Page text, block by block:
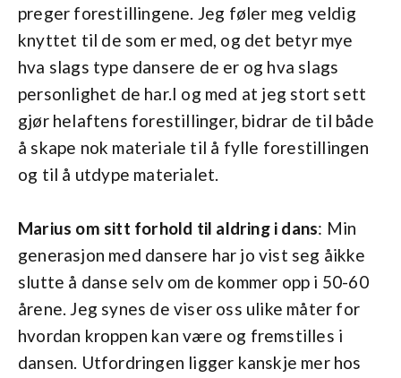
preger forestillingene. Jeg føler meg veldig
knyttet til de som er med, og det betyr mye
hva slags type dansere de er og hva slags
personlighet de har.I og med at jeg stort sett
gjør helaftens forestillinger, bidrar de til både
å skape nok materiale til å fylle forestillingen
og til å utdype materialet.
Marius om sitt forhold til aldring i dans: Min
generasjon med dansere har jo vist seg åikke
slutte å danse selv om de kommer opp i 50-60
årene. Jeg synes de viser oss ulike måter for
hvordan kroppen kan være og fremstilles i
dansen. Utfordringen ligger kanskje mer hos